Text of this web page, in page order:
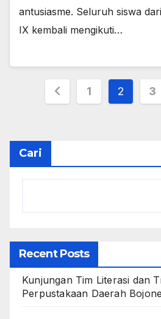
antusiasme. Seluruh siswa
IX kembali mengikuti…
Paginasi
1 2 3
Cari
Recent Posts
Kunjungan Tim Literasi dan
Perpustakaan Daerah